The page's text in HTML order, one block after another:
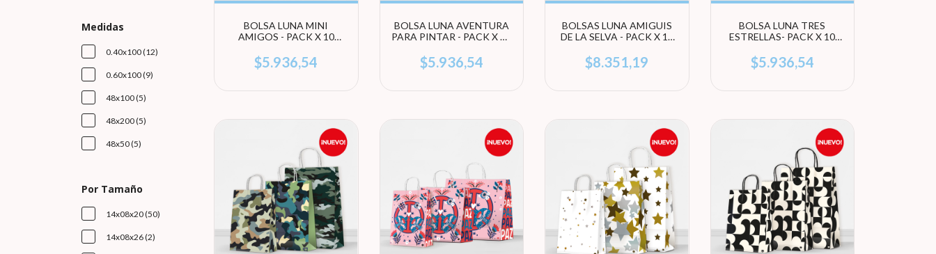
Medidas
0.40x100 (12)
0.60x100 (9)
48x100 (5)
48x200 (5)
48x50 (5)
Por Tamaño
14x08x20 (50)
14x08x26 (2)
BOLSA LUNA MINI
AMIGOS - PACK X 10
TAMAÑO)
$5.936,54
BOLSA LUNA AVENTURA
PARA PINTAR - PACK X 10
TAMAÑO)
$5.936,54
BOLSAS LUNA AMIGUIS
DE LA SELVA - PACK X 10
TAMAÑO)
$8.351,19
BOLSA LUNA TRES
ESTRELLAS- PACK X 10
TAMAÑO)
$5.936,54